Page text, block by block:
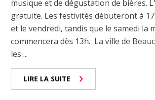
musique et de dégustation de bières.
gratuite. Les festivités débuteront à
et le vendredi, tandis que le samedi la
commencera dès 13h. La ville de
les ...
LIRE LA SUITE